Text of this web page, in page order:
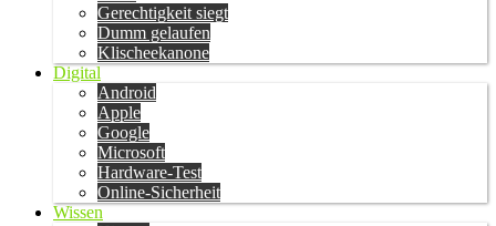
Gerechtigkeit siegt
Dumm gelaufen
Klischeekanone
Digital
Android
Apple
Google
Microsoft
Hardware-Test
Online-Sicherheit
Wissen